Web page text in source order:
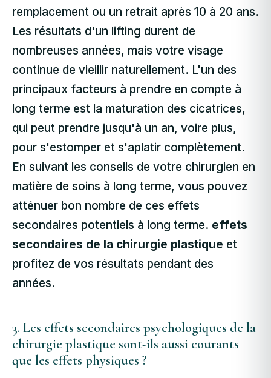
remplacement ou un retrait après 10 à 20 ans.
Les résultats d'un lifting durent de
nombreuses années, mais votre visage
continue de vieillir naturellement. L'un des
principaux facteurs à prendre en compte à
long terme est la maturation des cicatrices,
qui peut prendre jusqu'à un an, voire plus,
pour s'estomper et s'aplatir complètement.
En suivant les conseils de votre chirurgien en
matière de soins à long terme, vous pouvez
atténuer bon nombre de ces effets
secondaires potentiels à long terme. effets
secondaires de la chirurgie plastique et
profitez de vos résultats pendant des
années.
3. Les effets secondaires psychologiques de la
chirurgie plastique sont-ils aussi courants
que les effets physiques ?